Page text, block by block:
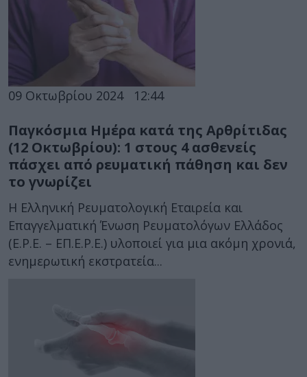
09 Οκτωβρίου 2024 12:44
Παγκόσμια Ημέρα κατά της Αρθρίτιδας
(12 Οκτωβρίου): 1 στους 4 ασθενείς
πάσχει από ρευματική πάθηση και δεν
το γνωρίζει
Η Ελληνική Ρευματολογική Εταιρεία και
Επαγγελματική Ένωση Ρευματολόγων Ελλάδος
(E.Ρ.Ε. – ΕΠ.Ε.Ρ.Ε.) υλοποιεί για μια ακόμη χρονιά,
ενημερωτική εκστρατεία...